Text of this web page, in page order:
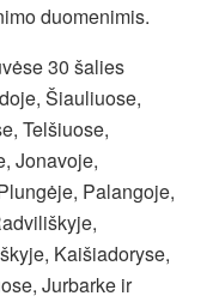
duomenimis.
30 šalies
Šiauliuose,
Telšiuose,
Jonavoje,
Palangoje,
Kaišiadoryse,
Jurbarke ir